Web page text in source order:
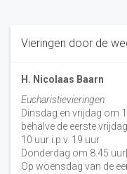
Vieringen door de
H. Nicolaas Baarn
Eucharistievieringen:
Dinsdag en vrijdag om
behalve de eerste
10 uur i.p.v. 19 uur
Donderdag om 8.45 uur|
Op woensdag van de